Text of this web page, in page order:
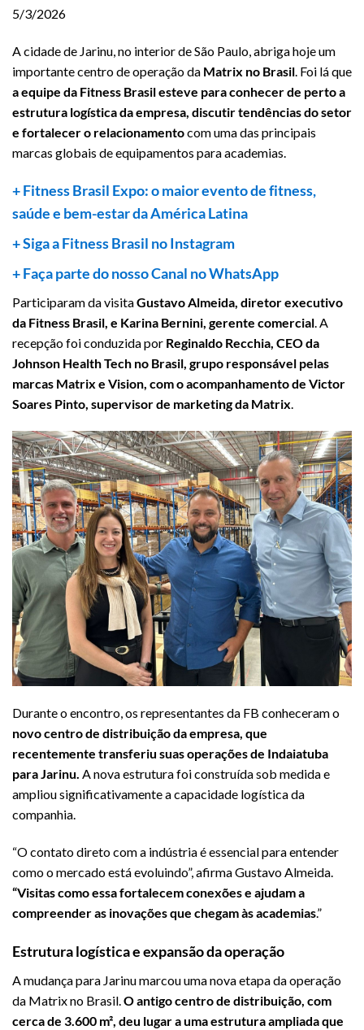
5/3/2026
A cidade de Jarinu, no interior de São Paulo, abriga hoje um
importante centro de operação da Matrix no Brasil . Foi lá que
a equipe da Fitness Brasil esteve para conhecer de perto a
estrutura logística da empresa, discutir tendências do setor
e fortalecer o relacionamentocom uma das principais
marcas globais de equipamentos para academias.
+ Fitness Brasil Expo: o maior evento de fitness,
saúde e bem-estar da América Latina
+ Siga a Fitness Brasil no Instagram
+ Faça parte do nosso Canal no WhatsApp
Participaram da visitaGustavo Almeida, diretor executivo
da Fitness Brasil, e Karina Bernini, gerente comercial. A
recepção foi conduzida por Reginaldo Recchia, CEO da
Johnson Health Tech no Brasil, grupo responsável pelas
marcas Matrix e Vision, com o acompanhamento de Victor
Soares Pinto, supervisor de marketing da Matrix.
Durante o encontro, os representantes da FB conheceram o
novo centro de distribuição da empresa, que
recentemente transferiu suas operações de Indaiatuba
para Jarinu. A nova estrutura foi construída sob medida e
ampliou significativamente a capacidade logística da
companhia.
“O contato direto com a indústria é essencial para entender
como o mercado está evoluindo”, afirma Gustavo Almeida.
“Visitas como essa fortalecem conexões e ajudam a
compreender as inovações que chegam às academias.”
Estrutura logística e expansão da operação
A mudança para Jarinu marcou uma nova etapa da operação
da Matrix no Brasil.O antigo centro de distribuição, com
cerca de 3.600 m², deu lugar a uma estrutura ampliada que